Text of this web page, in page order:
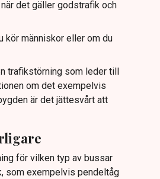
det gäller godstrafik och
kör människor eller om du
trafikstörning som leder till
om det exempelvis
är det jättesvårt att
för vilken typ av bussar
som exempelvis pendeltåg